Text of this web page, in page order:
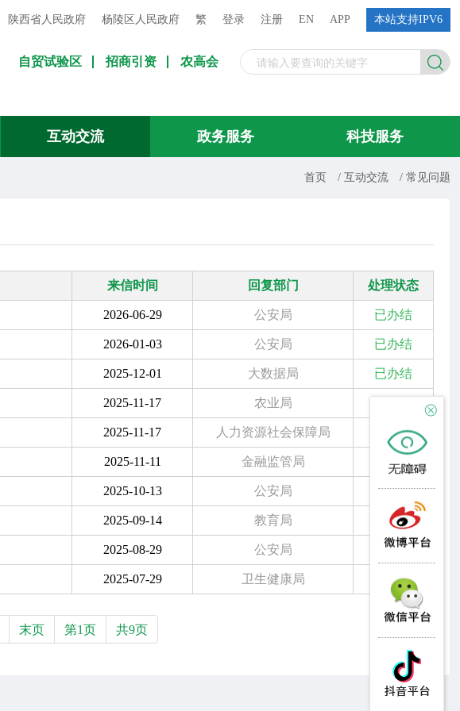
陕西省人民政府 杨陵区人民政府 繁 登录 注册 EN APP 本站支持IPV6
自贸试验区 招商引资 农高会
互动交流 政务服务 科技服务
首页 / 互动交流 / 常见问题
来信时间 回复部门 处理状态
2026-06-29 公安局 已办结
2026-01-03 公安局 已办结
2025-12-01 大数据局 已办结
2025-11-17 农业局
2025-11-17 人力资源社会保障局 已办结
2025-11-11 金融监管局 已办结
2025-10-13 公安局 已办结
2025-09-14 教育局 已办结
2025-08-29 公安局 已办结
2025-07-29 卫生健康局 已办结
末页 第1页 共9页